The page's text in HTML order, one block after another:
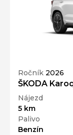
Ročník 2026
ŠKODA
Nájezd
5 km
Palivo
Benzín